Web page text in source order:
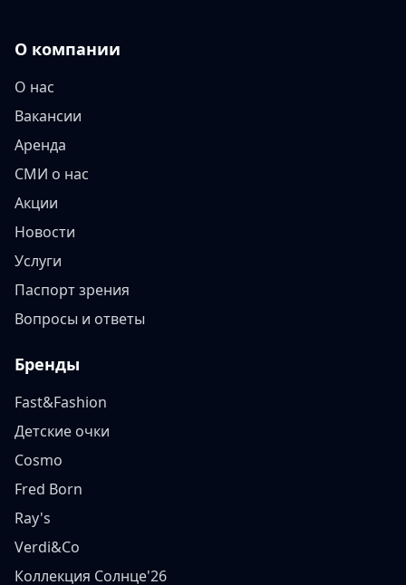
О компании
О нас
Вакансии
Аренда
СМИ о нас
Акции
Новости
Услуги
Паспорт зрения
Вопросы и ответы
Бренды
Fast&Fashion
Детские очки
Cosmo
Fred Born
Ray's
Verdi&Co
Коллекция Солнце'26